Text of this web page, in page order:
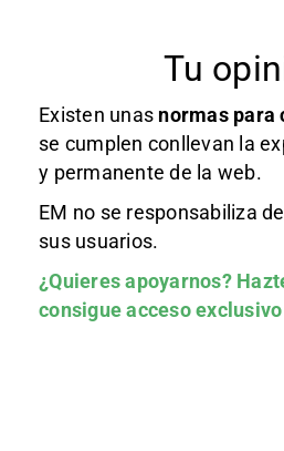
Tu
Existen unas normas para
se cumplen conllevan la
y permanente de la web.
EM no se responsabiliza
sus usuarios.
¿Quieres apoyarnos?
consigue acceso